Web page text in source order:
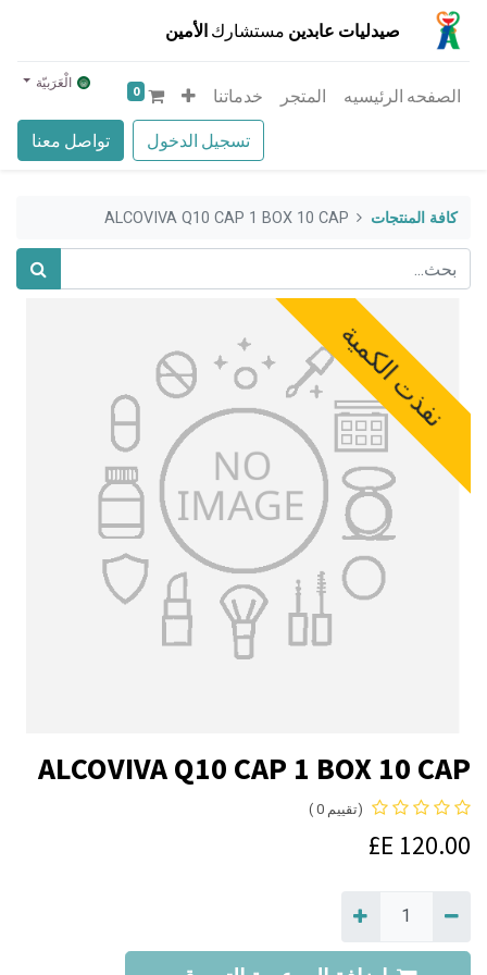
صيدليات عابدين مستشارك الأمين
تسجيل الدخول تواصل معنا
الصفحه الرئيسيه المتجر خدماتنا 0 الْعَرَبيّة
كافة المنتجات ALCOVIVA Q10 CAP 1 BOX 10 CAP
نفذت الكمية
ALCOVIVA Q10 CAP 1 BOX 10 CAP
(تقييم 0 )
120.00